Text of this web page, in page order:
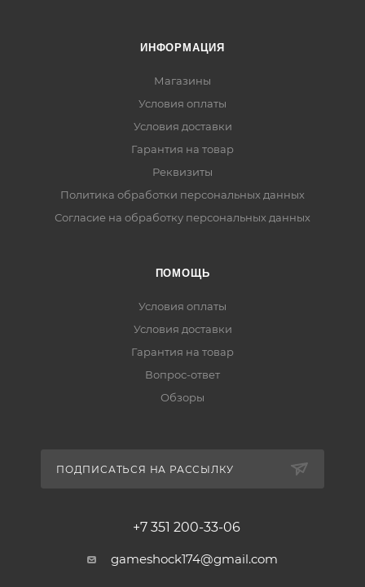
ИНФОРМАЦИЯ
Магазины
Условия оплаты
Условия доставки
Гарантия на товар
Реквизиты
Политика обработки персональных данных
Согласие на обработку персональных данных
ПОМОЩЬ
Условия оплаты
Условия доставки
Гарантия на товар
Вопрос-ответ
Обзоры
ПОДПИСАТЬСЯ НА РАССЫЛКУ
+7 351 200-33-06
gameshock174@gmail.com